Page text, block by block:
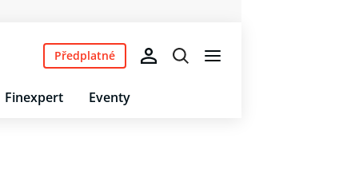
Finexpert Eventy
Předplatné